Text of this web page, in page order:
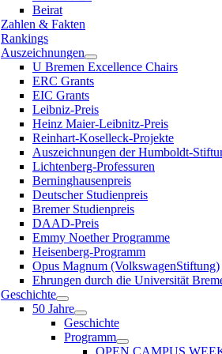
Beirat
Zahlen & Fakten
Rankings
Auszeichnungen
U Bremen Excellence Chairs
ERC Grants
EIC Grants
Leibniz-Preis
Heinz Maier-Leibnitz-Preis
Reinhart-Koselleck-Projekte
Auszeichnungen der Humboldt-
Lichtenberg-Professuren
Berninghausenpreis
Deutscher Studienpreis
Bremer Studienpreis
DAAD-Preis
Emmy Noether Programme
Heisenberg-Programm
Opus Magnum (VolkswagenStiftung)
Ehrungen durch die Universität
Geschichte
50 Jahre
Geschichte
Programm
OPEN CAMPUS